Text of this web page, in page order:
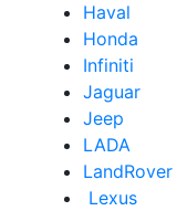
Haval
Honda
Infiniti
Jaguar
Jeep
LADA
LandRover
Lexus